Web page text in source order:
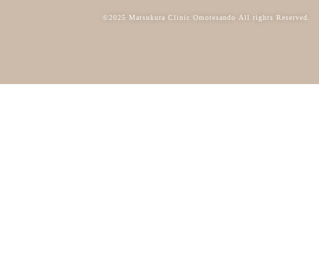
©2025 Matsukura Clinic Omotesando All rights Reserved.